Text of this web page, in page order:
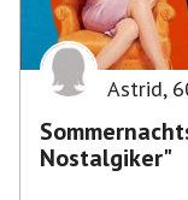
Astrid,
Nostalgiker"